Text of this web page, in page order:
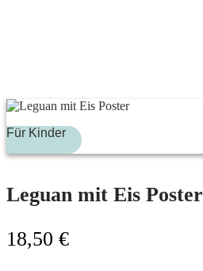
Für Kinder
Leguan mit Eis Poster
18,50 €